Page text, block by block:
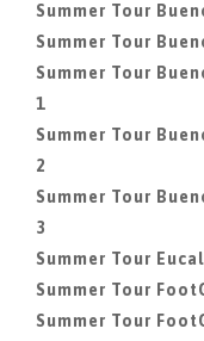
Summer Tour
Summer Tour
Summer Tour
1
Summer Tour
2
Summer Tour
3
Summer Tour
Summer Tour
Summer Tour